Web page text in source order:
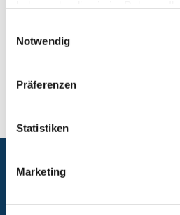
Notwendig
Präferenzen
Statistiken
Marketing
Fax:+49 (0) 911 398-2287
Folgen Sie uns: